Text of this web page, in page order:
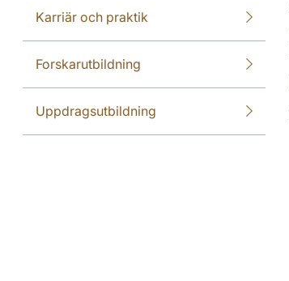
Karriär och praktik
Forskarutbildning
Uppdragsutbildning